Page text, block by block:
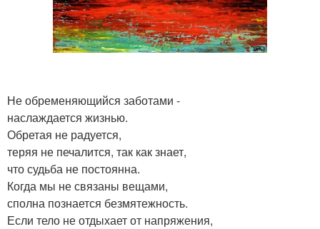
Не обременяющийся заботами -
наслаждается жизнью.
Обретая не радуется,
теряя не печалится, так как знает,
что судьба не постоянна.
Когда мы не связаны вещами,
сполна познается безмятежность.
Если тело не отдыхает от напряжения,